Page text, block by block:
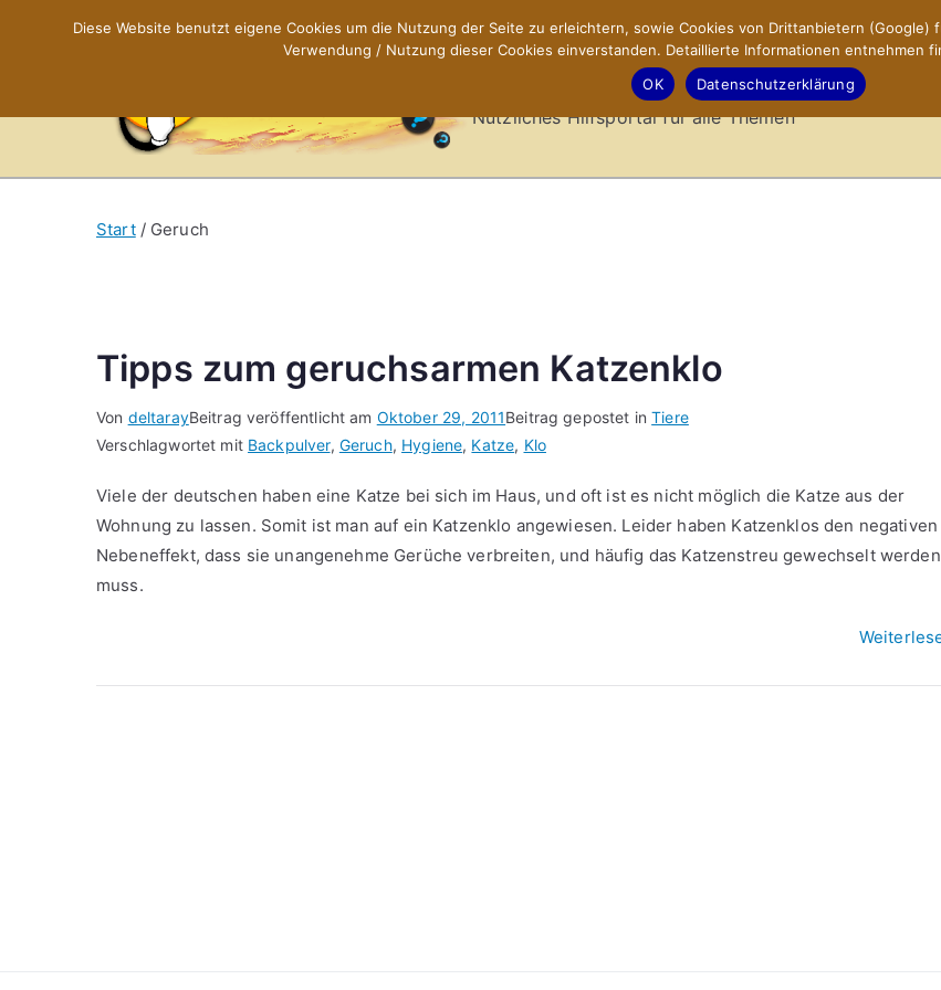
X-Sites.de –
Nützliches Hilfsportal für alle Themen
Start Geruch
Tipps zum geruchsarmen Katzenklo
Von deltarayBeitrag veröffentlicht am Oktober 29, 2011Beitrag gepostet inTiere
Verschlagwortet mit Backpulver, Geruch, Hygiene, Katze, Klo
Viele der deutschen haben eine Katze bei sich im Haus, und oft ist es nicht möglich die Katze aus der
Wohnung zu lassen. Somit ist man auf ein Katzenklo angewiesen. Leider haben Katzenklos den negativen
Nebeneffekt, dass sie unangenehme Gerüche verbreiten, und häufig das Katzenstreu gewechselt werden
muss.
Diese Website benutzt eigene Cookies um die Nutzung der Seite zu erleichtern, sowie Cookies von Drittanbietern (Google)
Verwendung / Nutzung dieser Cookies einverstanden. Detaillierte Informationen entnehmen
OK
Datenschutzerklärung